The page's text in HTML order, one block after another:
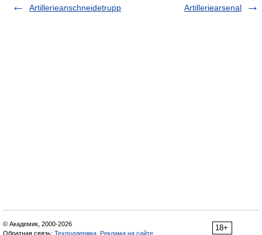
Artillerieanschneidetrupp
Artilleriearsenal
18+
© Академик, 2000-2026
Обратная связь: Техподдержка Реклама на сайте